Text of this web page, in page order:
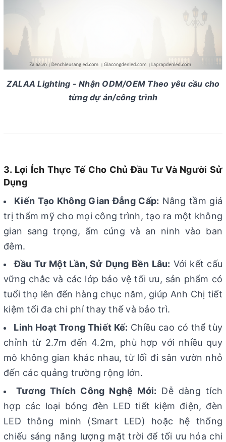
ZALAA Lighting - Nhận ODM/OEM Theo yêu cầu cho
từng dự án/công trình
3. Lợi Ích Thực Tế Cho Chủ Đầu Tư Và Người Sử
Dụng
Kiến Tạo Không Gian Đẳng Cấp: Nâng tầm giá
trị thẩm mỹ cho mọi công trình, tạo ra một không
gian sang trọng, ấm cúng và an ninh vào ban
đêm.
Đầu Tư Một Lần, Sử Dụng Bền Lâu: Với kết cấu
vững chắc và các lớp bảo vệ tối ưu, sản phẩm có
tuổi thọ lên đến hàng chục năm, giúp Anh Chị tiết
kiệm tối đa chi phí thay thế và bảo trì.
Linh Hoạt Trong Thiết Kế: Chiều cao có thể tùy
chỉnh từ 2.7m đến 4.2m, phù hợp với nhiều quy
mô không gian khác nhau, từ lối đi sân vườn nhỏ
đến các quảng trường rộng lớn.
Tương Thích Công Nghệ Mới: Dễ dàng tích
hợp các loại bóng đèn LED tiết kiệm điện, đèn
LED thông minh (Smart LED) hoặc hệ thống
chiếu sáng năng lượng mặt trời để tối ưu hóa chi